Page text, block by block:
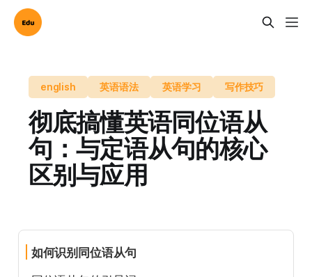
english 英语语法 英语学习 写作技巧
彻底搞懂英语同位语从
句：与定语从句的核心
区别与应用
如何识别同位语从句